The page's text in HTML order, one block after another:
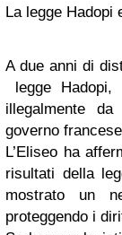
La legge Hadopi
A due anni di
legge
illegalmente
governo
L’Eliseo ha
risultati della
mostrato un
proteggendo i